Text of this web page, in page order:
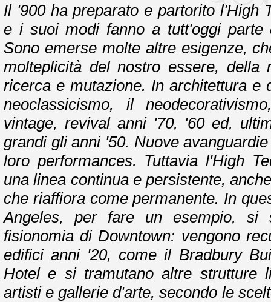
Il '900 ha preparato e partorito l'High
e i suoi modi fanno a tutt'oggi parte
Sono emerse molte altre esigenze,
molteplicità del nostro essere, della
ricerca e mutazione. In architettura e
neoclassicismo, il
vintage, revival anni '70, '60 ed,
grandi gli anni '50. Nuove
loro performances. Tuttavia l'High
una linea continua e persistente,
che riaffiora come permanente. In
Angeles, per fare un esempio, si
fisionomia di Downtown: vengono
edifici anni '20, come il Bradbury
Hotel e si tramutano altre strutture
artisti e gallerie d'arte, secondo le